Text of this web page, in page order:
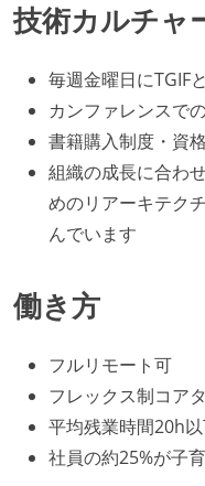
技術カルチャ
毎週金曜日にTGIF
カンファレンスで
書籍購入制度・資
組織の成長に合わ
めのリアーキテク
んでいます
働き方
フルリモート可
フレックス制コア
平均残業時間20h
社員の約25%が子